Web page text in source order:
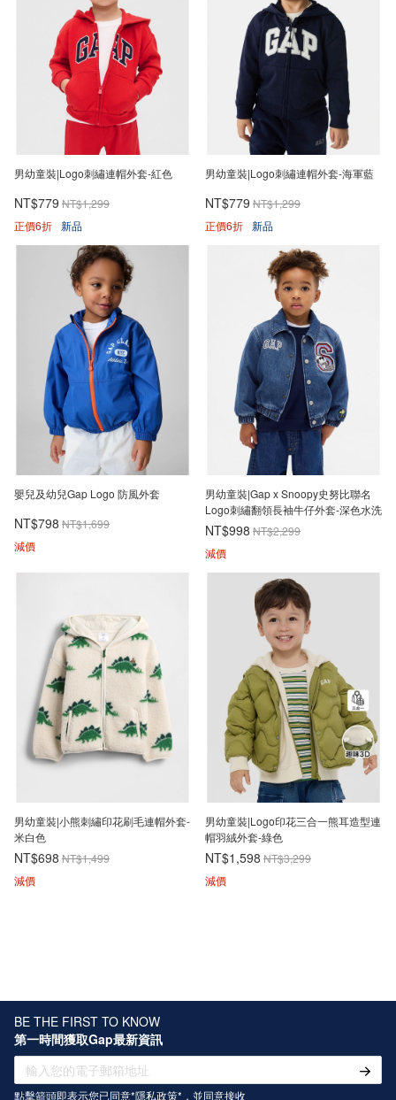
男幼童裝|Logo刺繡連帽外套-紅色
NT$779 NT$1,299
正價6折 新品
男幼童裝|Logo刺繡連帽外套-海軍藍
NT$779 NT$1,299
正價6折 新品
嬰兒及幼兒Gap Logo 防風外套
NT$798 NT$1,699
減價
男幼童裝|Gap x Snoopy史努比聯名
Logo刺繡翻領長袖牛仔外套-深色水洗
NT$998 NT$2,299
減價
男幼童裝|小熊刺繡印花刷毛連帽外套-
米白色
NT$698 NT$1,499
減價
男幼童裝|Logo印花三合一熊耳造型連
帽羽絨外套-綠色
NT$1,598 NT$3,299
減價
BE THE FIRST TO KNOW
第一時間獲取Gap最新資訊
點擊箭頭即表示您已同意*隱私政策*，並同意接收